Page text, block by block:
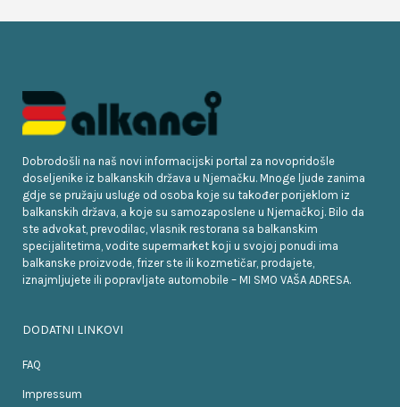
Dobrodošli na naš novi informacijski portal za novopridošle
doseljenike iz balkanskih država u Njemačku. Mnoge ljude zanima
gdje se pružaju usluge od osoba koje su također porijeklom iz
balkanskih država, a koje su samozaposlene u Njemačkoj. Bilo da
ste advokat, prevodilac, vlasnik restorana sa balkanskim
specijalitetima, vodite supermarket koji u svojoj ponudi ima
balkanske proizvode, frizer ste ili kozmetičar, prodajete,
iznajmljujete ili popravljate automobile – MI SMO VAŠA ADRESA.
DODATNI LINKOVI
FAQ
Impressum